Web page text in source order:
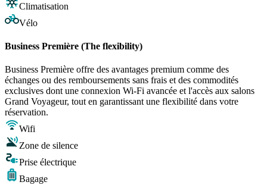
Climatisation
Vélo
Business Première (The flexibility)
Business Première offre des avantages premium comme des
échanges ou des remboursements sans frais et des commodités
exclusives dont une connexion Wi-Fi avancée et l'accès aux salons
Grand Voyageur, tout en garantissant une flexibilité dans votre
réservation.
Wifi
Zone de silence
Prise électrique
Bagage